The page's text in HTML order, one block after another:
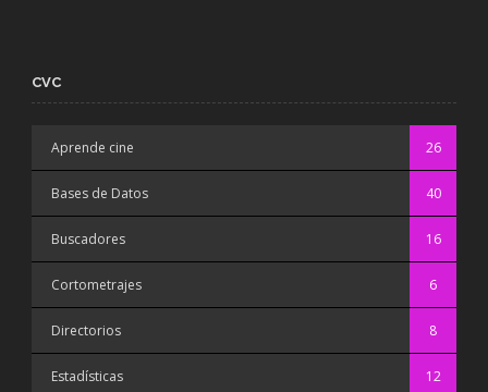
CVC
Aprende cine 26
Bases de Datos 40
Buscadores 16
Cortometrajes 6
Directorios 8
Estadísticas 12